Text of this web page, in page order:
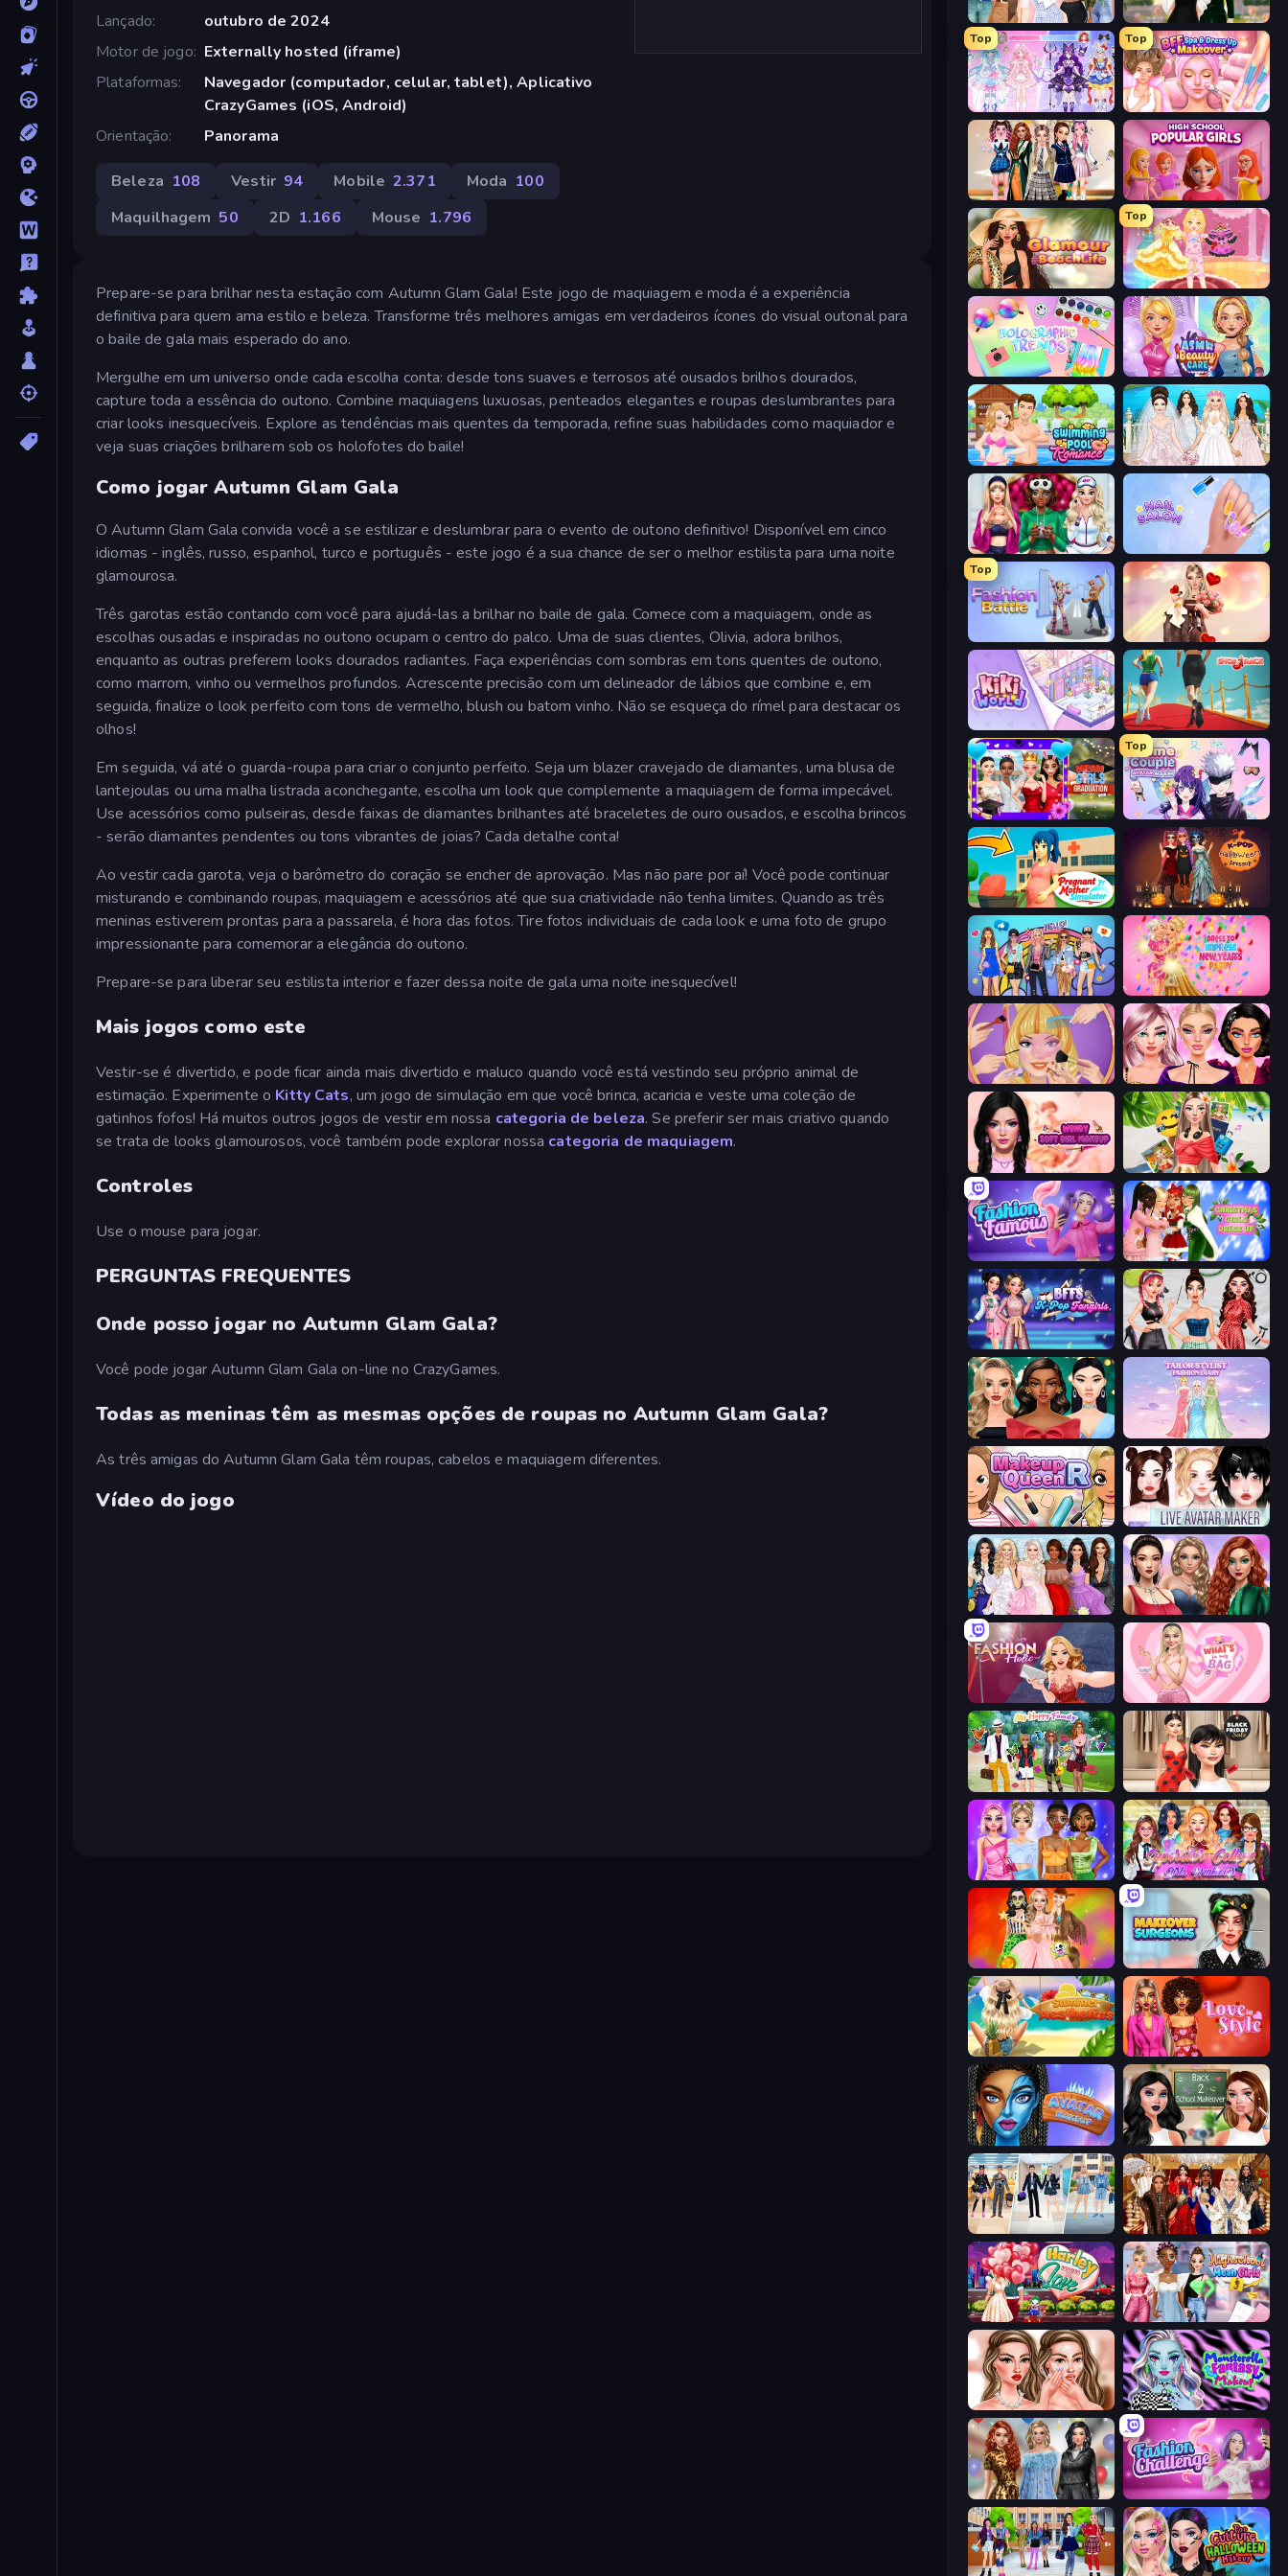
Lançado
outubro de 2024
Motor de jogo Externally hosted (iframe)
Plataformas
Navegador (computador, celular, tablet), Aplicativo
CrazyGames (iOS, Android)
Orientação
Panorama
Beleza 108 Vestir 94 Mobile 2.371 Moda 100
Maquilhagem 50 2D 1.166 Mouse 1.796
Prepare-se para brilhar nesta estação com Autumn Glam Gala! Este jogo de maquiagem e moda é a experiência
definitiva para quem ama estilo e beleza. Transforme três melhores amigas em verdadeiros ícones do visual outonal para
o baile de gala mais esperado do ano.
Mergulhe em um universo onde cada escolha conta: desde tons suaves e terrosos até ousados brilhos dourados,
capture toda a essência do outono. Combine maquiagens luxuosas, penteados elegantes e roupas deslumbrantes para
criar looks inesquecíveis. Explore as tendências mais quentes da temporada, refine suas habilidades como maquiador e
veja suas criações brilharem sob os holofotes do baile!
Como jogar Autumn Glam Gala
O Autumn Glam Gala convida você a se estilizar e deslumbrar para o evento de outono definitivo! Disponível em cinco
idiomas - inglês, russo, espanhol, turco e português - este jogo é a sua chance de ser o melhor estilista para uma noite
glamourosa.
Três garotas estão contando com você para ajudá-las a brilhar no baile de gala. Comece com a maquiagem, onde as
escolhas ousadas e inspiradas no outono ocupam o centro do palco. Uma de suas clientes, Olivia, adora brilhos,
enquanto as outras preferem looks dourados radiantes. Faça experiências com sombras em tons quentes de outono,
como marrom, vinho ou vermelhos profundos. Acrescente precisão com um delineador de lábios que combine e, em
seguida, finalize o look perfeito com tons de vermelho, blush ou batom vinho. Não se esqueça do rímel para destacar os
olhos!
Em seguida, vá até o guarda-roupa para criar o conjunto perfeito. Seja um blazer cravejado de diamantes, uma blusa de
lantejoulas ou uma malha listrada aconchegante, escolha um look que complemente a maquiagem de forma impecável.
Use acessórios como pulseiras, desde faixas de diamantes brilhantes até braceletes de ouro ousados, e escolha brincos
- serão diamantes pendentes ou tons vibrantes de joias? Cada detalhe conta!
Ao vestir cada garota, veja o barômetro do coração se encher de aprovação. Mas não pare por aí! Você pode continuar
misturando e combinando roupas, maquiagem e acessórios até que sua criatividade não tenha limites. Quando as três
meninas estiverem prontas para a passarela, é hora das fotos. Tire fotos individuais de cada look e uma foto de grupo
impressionante para comemorar a elegância do outono.
Prepare-se para liberar seu estilista interior e fazer dessa noite de gala uma noite inesquecível!
Mais jogos como este
Vestir-se é divertido, e pode ficar ainda mais divertido e maluco quando você está vestindo seu próprio animal de
estimação. Experimente o Kitty Cats, um jogo de simulação em que você brinca, acaricia e veste uma coleção de
gatinhos fofos! Há muitos outros jogos de vestir em nossa categoria de beleza. Se preferir ser mais criativo quando
se trata de looks glamourosos, você também pode explorar nossa categoria de maquiagem.
Controles
Use o mouse para jogar.
PERGUNTAS FREQUENTES
Onde posso jogar no Autumn Glam Gala?
Você pode jogar Autumn Glam Gala on-line no CrazyGames.
Todas as meninas têm as mesmas opções de roupas no Autumn Glam Gala?
As três amigas do Autumn Glam Gala têm roupas, cabelos e maquiagem diferentes.
Vídeo do jogo
Fashion Week 2025 Valentine's Day Proposal
Top
Idol Livestream: Fashion Game
Top
BFF Makeover - Spa & Dress Up
Back To School: Uniforms Edition
Glamour Beach Life
Top
Royal Glow Princess Makeover
Holographic Trends ASMR Beauty Care
Swimming Pool Romance Model Wedding
BFFs Luxury Loungewear Nail Salon
Top
Fashion Battle GRWM Date Night
KiKi World Shoe Race
Mean Girls Graduation Day
Top
Anime Couple: Avatar Maker
Pregnant Mother Simulator
College Girls Team Makeover Dress To Impress: New Year's Party
Extreme Makeover New Year Makeup Trends
Wendy Soft Girl Makeup Travel with Me: ASMR Edition
Fashion Famous Christmas Girls Dress Up
BFFs K-Pop Fangirls Brat Girl Summer
New Year's Eve Makeup Tailor Stylist: Fashion Diary
Make Up Queen R Live Avatar Maker: Girls
Model Dress Up Girl Colored Denim Trends
Fashion Holic What's In My Bag
Superstar Family Dress Up Shopaholic Black Friday
Monochrome Looks Superstar College Girls Makeover
Iconic Halloween Costumes Makeover Surgeons
Summer Aesthetics Love In Style
Avatar Make Up
College Girl & Boy Makeover Royal Dress Up - Fashion Queen
Harley Learns To Love Highschool Mean Girls 3
Skinfluencer Beauty Routine Monsterella Fantasy Makeup
Black Friday Mystery Sale Fashion Challenge: Catwalk Run